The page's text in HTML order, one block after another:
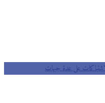
على عدة جبهات